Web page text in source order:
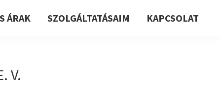
ÁRAK SZOLGÁLTATÁSAIM KAPCSOLAT
V.